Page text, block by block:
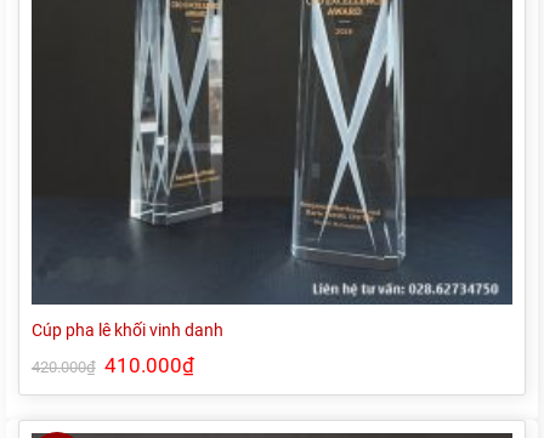
Cúp pha lê khối vinh danh
420.000₫ Giá
gốc
là:
410.000₫Giá
hiện
tại
410.000₫.